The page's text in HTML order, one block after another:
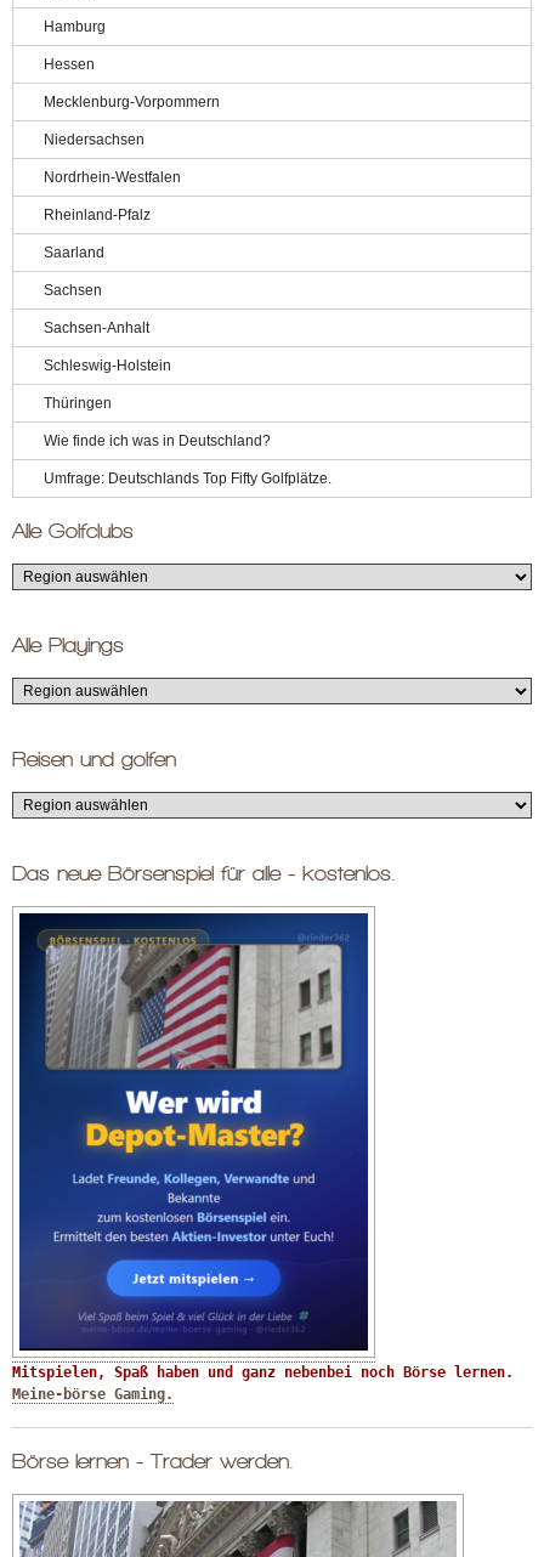
Hamburg
Hessen
Mecklenburg-Vorpommern
Niedersachsen
Nordrhein-Westfalen
Rheinland-Pfalz
Saarland
Sachsen
Sachsen-Anhalt
Schleswig-Holstein
Thüringen
Wie finde ich was in Deutschland?
Umfrage: Deutschlands Top Fifty Golfplätze.
Alle Golfclubs
Alle Playings
Reisen und golfen
Das neue Börsenspiel für alle - kostenlos.
Meine-börse Gaming.
Börse lernen - Trader werden.